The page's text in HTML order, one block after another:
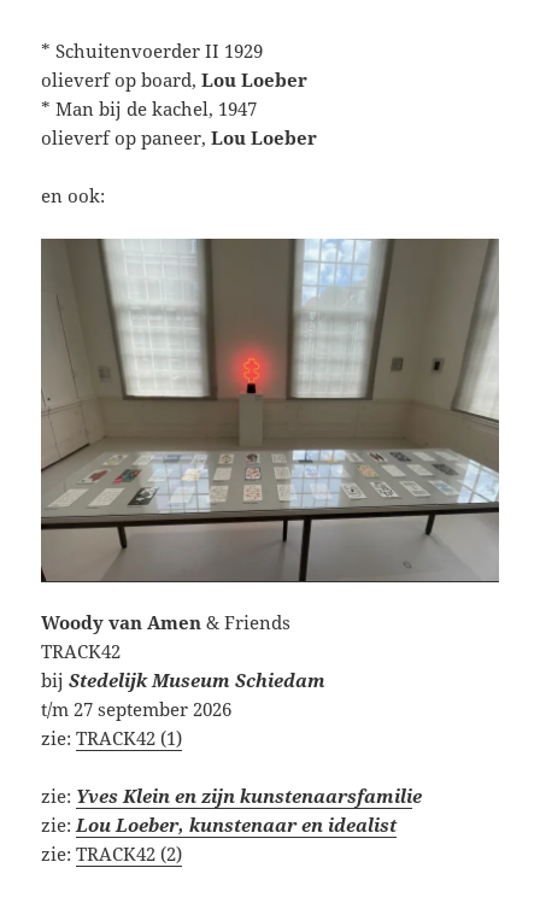
* Schuitenvoerder II 1929
olieverf op board,Lou Loeber
* Man bij de kachel, 1947
olieverf op paneer,Lou Loeber
en ook:
Woody van Amen & Friends
TRACK42
bijStedelijk Museum Schiedam
t/m 27 september 2026
zie:TRACK42 (1)
zie: Yves Klein en zijn kunstenaarsfamilie
zie:Lou Loeber, kunstenaar en idealist
zie:TRACK42 (2)